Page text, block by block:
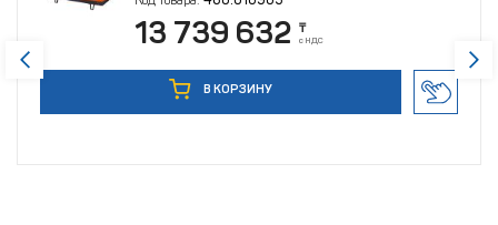
13 739 632 ₸
с НДС
В КОРЗИНУ